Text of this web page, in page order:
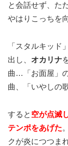
と会話せず、た
やはりこっちを
「スタルキッド
出し、 オカリナ
曲…「お面屋」
曲、「いやしの
すると 空が点滅
テンポをあげた
クが炎につつま